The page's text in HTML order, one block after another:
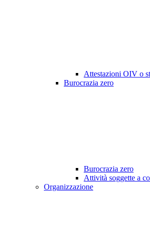
Attestazioni OIV o
Burocrazia zero
Burocrazia zero
Attività soggette a
Organizzazione